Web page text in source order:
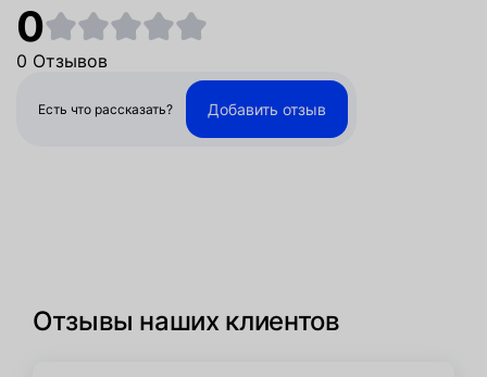
0
0 Отзывов
Есть что рассказать? Добавить отзыв
Отзывы наших клиентов